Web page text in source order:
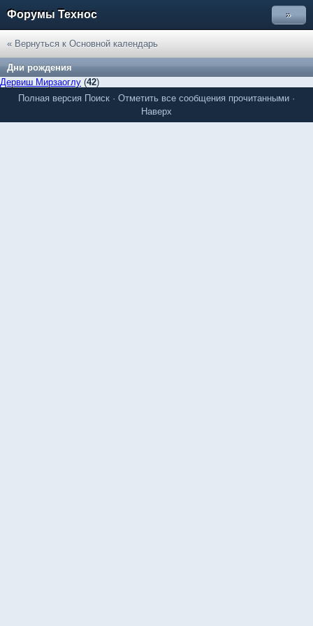
Форумы Технос »
« Вернуться к Основной календарь
Дни рождения
Дервиш Мирзаоглу (42)
Полная версия Поиск · Отметить все сообщения прочитанными ·
Наверх